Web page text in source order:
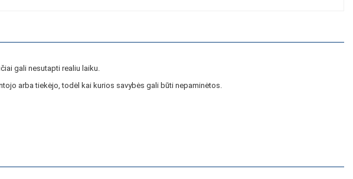
gali nesutapti realiu laiku.
arba tiekėjo, todėl kai kurios savybės gali būti nepaminėtos.